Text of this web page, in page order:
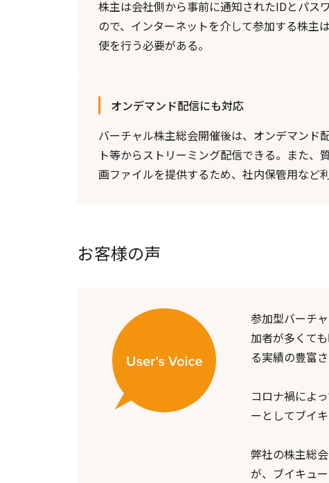
株主は会社側から事前に通知されたIDとパス
ので、インターネットを介して参加する株主
使を行う必要がある。
オンデマンド配信にも対応
バーチャル株主総会開催後は、オンデマンド
ト等からストリーミング配信できる。また
画ファイルを提供するため、社内保管用など
お客様の声
参加型バーチ
加者が多くて
る実績の豊富さ
コロナ禍によ
ーとしてブイ
弊社の株主総
が、ブイキュ